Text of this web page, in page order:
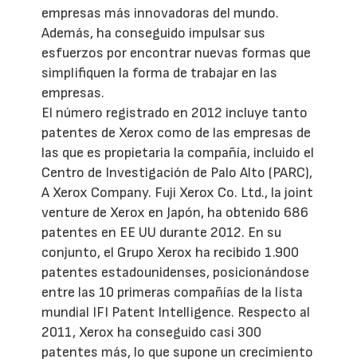
empresas más innovadoras del mundo.
Además, ha conseguido impulsar sus
esfuerzos por encontrar nuevas formas que
simplifiquen la forma de trabajar en las
empresas.
El número registrado en 2012 incluye tanto
patentes de Xerox como de las empresas de
las que es propietaria la compañía, incluido el
Centro de Investigación de Palo Alto (PARC),
A Xerox Company. Fuji Xerox Co. Ltd., la joint
venture de Xerox en Japón, ha obtenido 686
patentes en EE UU durante 2012. En su
conjunto, el Grupo Xerox ha recibido 1.900
patentes estadounidenses, posicionándose
entre las 10 primeras compañías de la lista
mundial IFI Patent Intelligence. Respecto al
2011, Xerox ha conseguido casi 300
patentes más, lo que supone un crecimiento